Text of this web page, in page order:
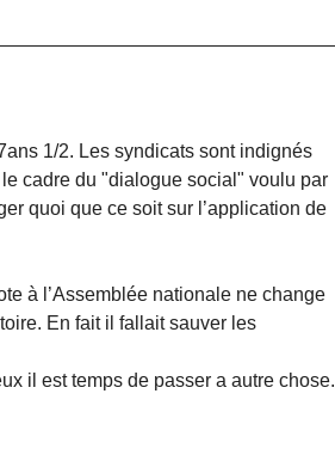
1/2. Les syndicats sont indignés
cadre du "dialogue social" voulu par
quoi que ce soit sur l’application de
à l’Assemblée nationale ne change
En fait il fallait sauver les
il est temps de passer a autre chose.